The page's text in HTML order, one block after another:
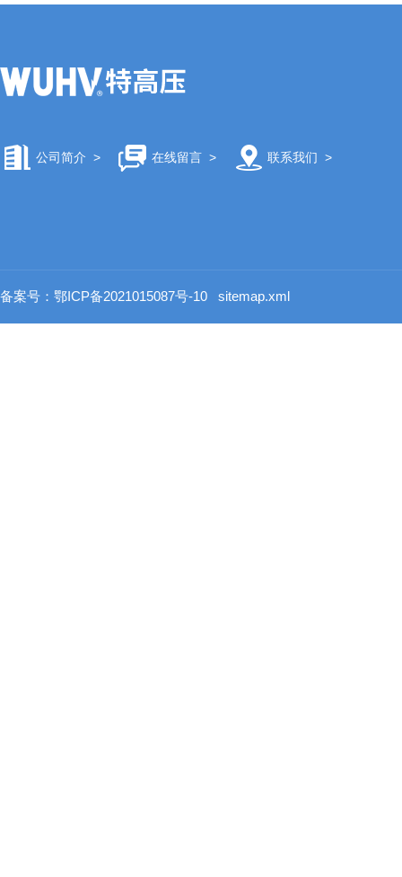
公司简介 > 在线留言> 联系我们 >
备案号：鄂ICP备2021015087号-10 sitemap.xml